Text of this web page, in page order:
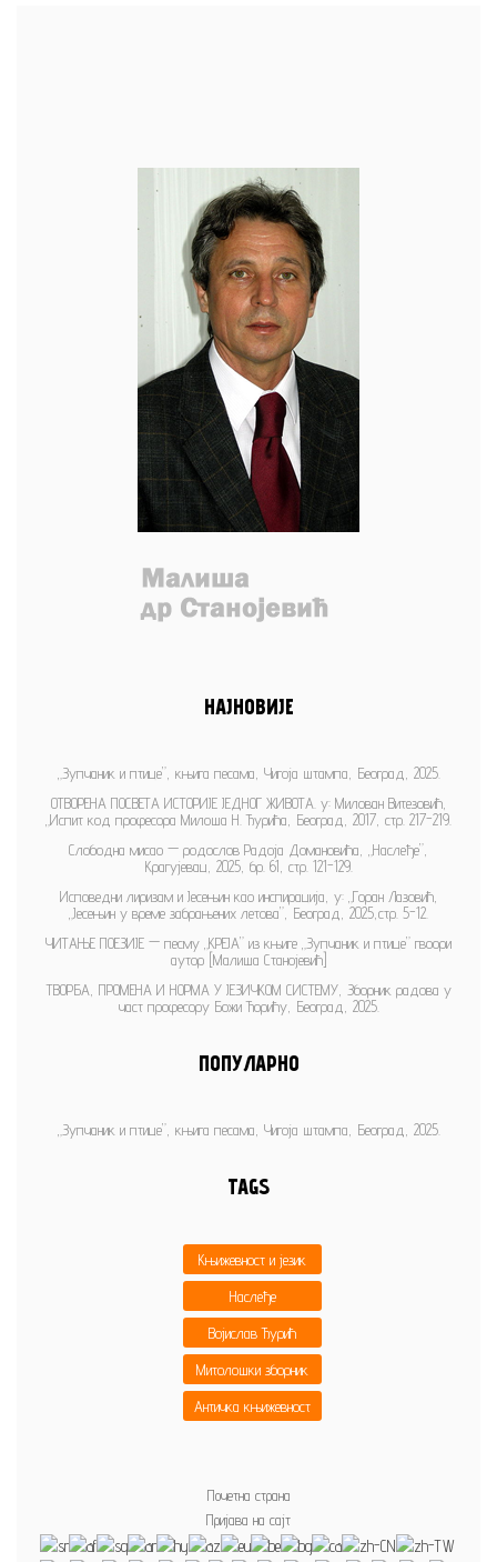
НАЈНОВИЈЕ
„Зупчаник и птице”, књига песама, Чигоја штампа, Београд, 2025.
ОТВОРЕНА ПОСВЕТА ИСТОРИЈЕ ЈЕДНОГ ЖИВОТА. у: Милован Витезовић,
„Испит код професора Милоша Н. Ђурића, Београд, 2017, стр. 217-219.
Слободна мисао — родослов Радоја Домановића, „Наслеђе”,
Крагујевац, 2025, бр. 61, стр. 121-129.
Исповедни лиризам и Јесењин као инспирација, у: „Горан Лазовић,
„Јесењин у време забрањених летова”, Београд, 2025,стр. 5-12.
ЧИТАЊЕ ПОЕЗИЈЕ — песму „КРЕЈА” из књиге „Зупчаник и птице” гвоори
аутор [Малиша Станојевић]
ТВОРБА, ПРОМЕНА И НОРМА У ЈЕЗИЧКОМ СИСТЕМУ, Зборник радова у
част професору Божи Ћорићу, Београд, 2025.
ПОПУЛАРНО
„Зупчаник и птице”, књига песама, Чигоја штампа, Београд, 2025.
TAGS
Књижевност и језик
Наслеђе
Војислав Ђурић
Митолошки зборник
Античка књижевност
Почетна страна
Пријава на сајт